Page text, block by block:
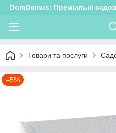
DomDomus: Преміальні
Товари та послуги
–5%